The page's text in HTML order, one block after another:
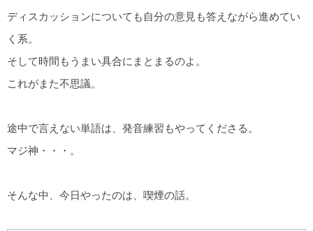
ディスカッションについても自分の意見も答えながら進めてい
く系。
そして時間もうまい具合にまとまるのよ。
これがまた不思議。
途中で言えない単語は、発音練習もやってくださる。
マジ神・・・。
そんな中、今日やったのは、喫煙の話。